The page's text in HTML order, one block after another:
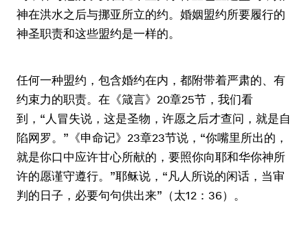
神在洪水之后与挪亚所立的约。婚姻盟约所要履行的
神圣职责和这些盟约是一样的。
任何一种盟约，包含婚约在内，都附带着严肃的、有
约束力的职责。在《箴言》20章25节，我们看
到，“人冒失说，这是圣物，许愿之后才查问，就是自
陷网罗。”《申命记》23章23节说，“你嘴里所出的，
就是你口中应许甘心所献的，要照你向耶和华你神所
许的愿谨守遵行。”耶稣说，“凡人所说的闲话，当审
判的日子，必要句句供出来”（太12：36）。